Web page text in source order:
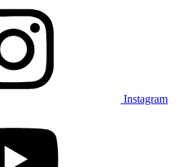
Instagram